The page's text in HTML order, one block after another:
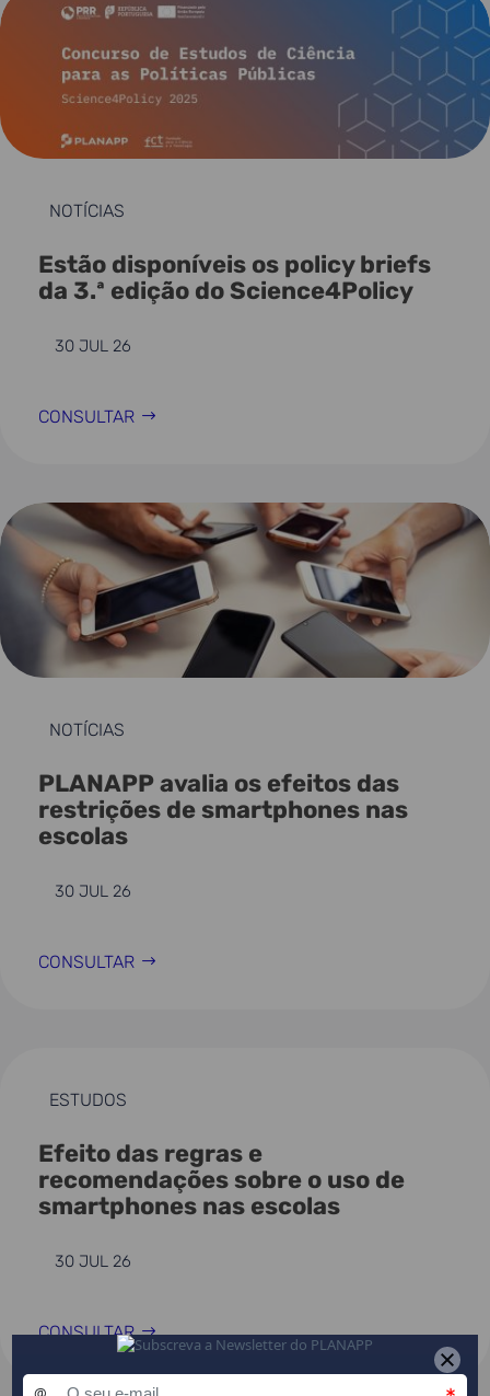
NOTÍCIAS
Estão disponíveis os policy briefs
da 3.ª edição do Science4Policy
30 JUL 26
CONSULTAR
NOTÍCIAS
PLANAPP avalia os efeitos das
restrições de smartphones nas
escolas
30 JUL 26
CONSULTAR
ESTUDOS
Efeito das regras e
recomendações sobre o uso de
smartphones nas escolas
30 JUL 26
CONSULTAR